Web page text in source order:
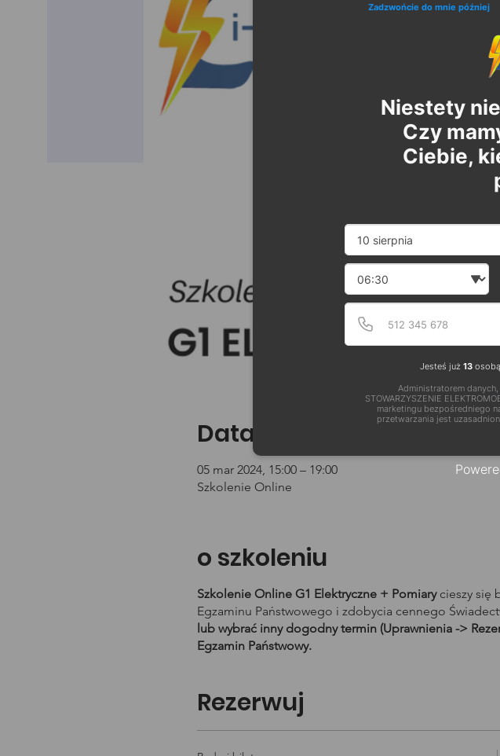
Data i godzina szkolenia
05 mar 2024, 15:00 – 19:00
Szkolenie Online
o szkoleniu
Szkolenie Online G1 Elektryczne + Pomiarycieszy się
Egzaminu Państwowego i zdobycia cennego
lub wybrać inny dogodny termin (Uprawnienia ->
Egzamin Państwowy.
Rezerwuj
Zadzwońcie do mnie później
Niestety
Czy
Ciebie,
Jesteś już 13
Administratorem
STOWARZYSZENIE
marketingu bezpośredniego
przetwarzania jest